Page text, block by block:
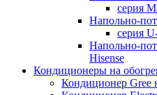
серия
Напольно-
серия
Напольно-
Hisense
Кондиционеры на
Кондиционер Gree